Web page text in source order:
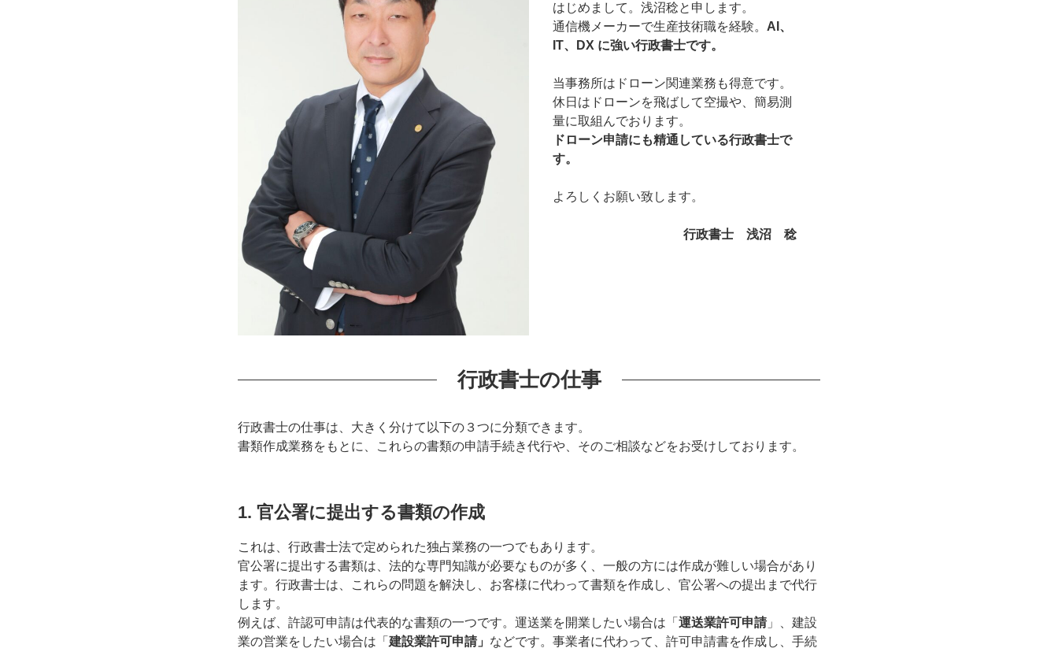
はじめまして。浅沼稔と申します。
通信機メーカーで生産技術職を経験。 AI、
IT、DX に強い行政書士です。
当事務所はドローン関連業務も得意です。
休日はドローンを飛ばして空撮や、簡易測
量に取組んでおります。
ドローン申請にも精通している行政書士で
す。
よろしくお願い致します。
行政書士 浅沼 稔
行政書士の仕事
行政書士の仕事は、大きく分けて以下の３つに分類できます。
書類作成業務をもとに、これらの書類の申請手続き代行や、そのご相談などをお受けしております。
1. 官公署に提出する書類の作成
これは、行政書士法で定められた独占業務の一つでもあります。
官公署に提出する書類は、法的な専門知識が必要なものが多く、一般の方には作成が難しい場合があり
ます。行政書士は、これらの問題を解決し、お客様に代わって書類を作成し、官公署への提出まで代行
します。
例えば、許認可申請は代表的な書類の一つです。運送業を開業したい場合は「 運送業許可申請」、建設
業の営業をしたい場合は「 建設業許可申請」 などです。事業者に代わって、許可申請書を作成し、手続